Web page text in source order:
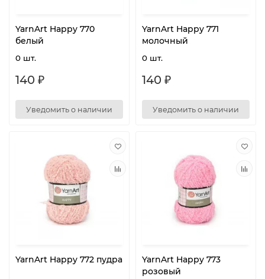
YarnArt Happy 770
белый
0 шт.
140 ₽
Уведомить о наличии
YarnArt Happy 771
молочный
0 шт.
140 ₽
Уведомить о наличии
YarnArt Happy 772 пудра
YarnArt Happy 773
розовый